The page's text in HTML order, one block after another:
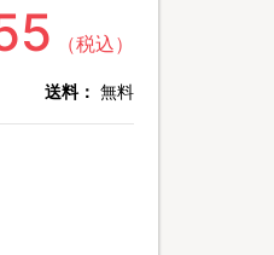
（税込）
送料： 無料